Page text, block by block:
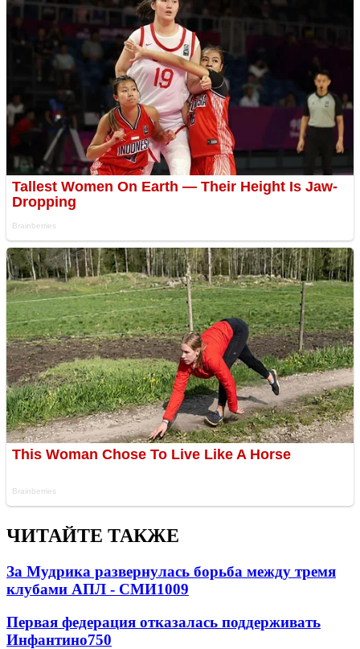
ЧИТАЙТЕ ТАКЖЕ
За Мудрика развернулась борьба между тремя
клубами АПЛ - СМИ1009
Первая федерация отказалась поддерживать
Инфантино750